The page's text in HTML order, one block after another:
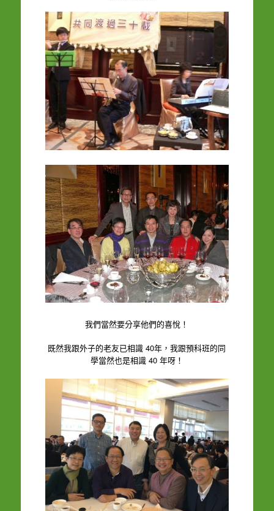
我們當然要分享他們的喜悅！
既然我跟外子的老友已相識 40年，我跟預科班的同
學當然也是相識 40 年呀！